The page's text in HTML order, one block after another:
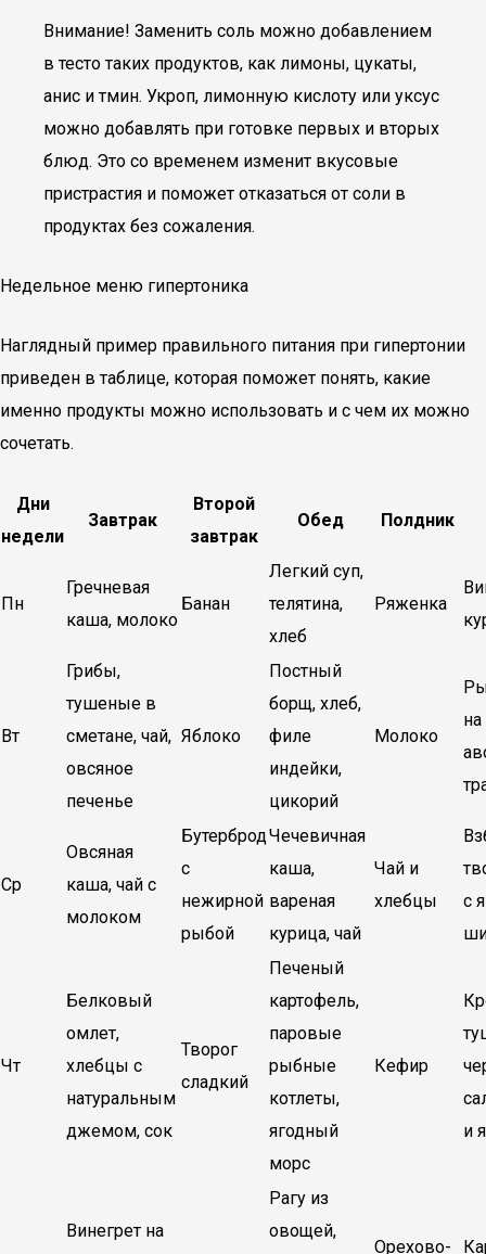
Внимание! Заменить соль можно добавлением
в тесто таких продуктов, как лимоны, цукаты,
анис и тмин. Укроп, лимонную кислоту или уксус
можно добавлять при готовке первых и вторых
блюд. Это со временем изменит вкусовые
пристрастия и поможет отказаться от соли в
продуктах без сожаления.
Недельное меню гипертоника
Наглядный пример правильного питания при гипертонии
приведен в таблице, которая поможет понять, какие
именно продукты можно использовать и с чем их можно
сочетать.
Дни
недели
Завтрак
Второй
завтрак
Обед Полдник
Пн
Гречневая
каша, молоко
Банан
Легкий суп,
телятина,
хлеб
Ряженка
Вт
Грибы,
тушеные в
сметане, чай,
овсяное
печенье
Яблоко
Постный
борщ, хлеб,
филе
индейки,
цикорий
Молоко
на
Ср
Овсяная
каша, чай с
молоком
Бутерброд
с
нежирной
рыбой
Чечевичная
каша,
вареная
курица, чай
Чай и
хлебцы
с
Чт
Белковый
омлет,
хлебцы с
натуральным
джемом, сок
Творог
сладкий
Печеный
картофель,
паровые
рыбные
котлеты,
ягодный
морс
Кефир
и
Винегрет на
Рагу из
овощей,
Орехово-